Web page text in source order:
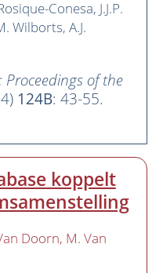
Conesa J.J.P.
Wilborts A.J.
of the
124B: 43-55.
koppelt
Doorn M. Van